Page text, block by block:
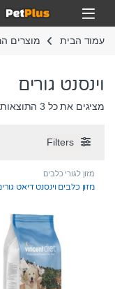
Skip to navigation
Skip to content
Open
עמוד הבית מוצרים
וינסנט גורים
מציגים את כל ⁦3⁩ התוצאות
Filters
מזון לגורי כלבים
מזון כלבים וינסנט דיאט גורים 15